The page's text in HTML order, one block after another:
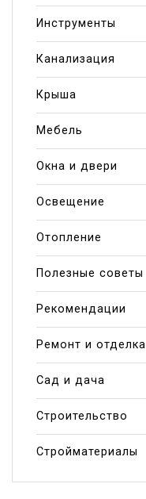
Инструменты
Канализация
Крыша
Мебель
Окна и двери
Освещение
Отопление
Полезные советы
Рекомендации
Ремонт и отделка
Сад и дача
Строительство
Стройматериалы